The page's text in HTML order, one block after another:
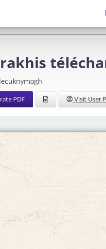
PDF Visit User